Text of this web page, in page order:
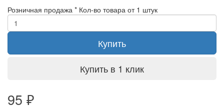
Розничная продажа * Кол-во товара от 1 штук
Купить
Купить в 1 клик
95 ₽